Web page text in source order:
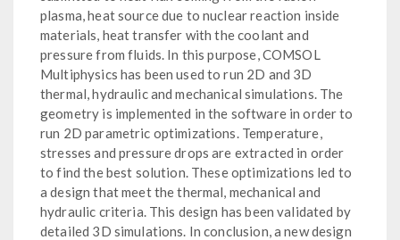
plasma, heat source due to nuclear reaction inside
materials, heat transfer with the coolant and
pressure from fluids. In this purpose, COMSOL
Multiphysics has been used to run 2D and 3D
thermal, hydraulic and mechanical simulations. The
geometry is implemented in the software in order to
run 2D parametric optimizations. Temperature,
stresses and pressure drops are extracted in order
to find the best solution. These optimizations led to
a design that meet the thermal, mechanical and
hydraulic criteria. This design has been validated by
detailed 3D simulations. In conclusion, a new design